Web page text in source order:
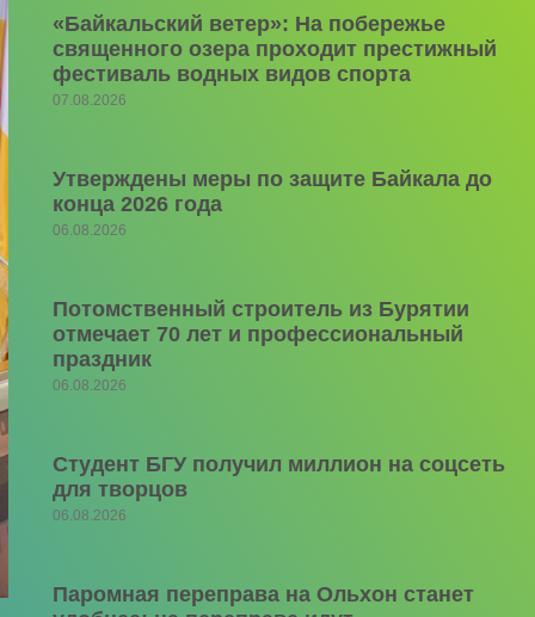
«Байкальский ветер»: На побережье
священного озера проходит престижный
фестиваль водных видов спорта
07.08.2026
Утверждены меры по защите Байкала до
конца 2026 года
06.08.2026
Потомственный строитель из Бурятии
отмечает 70 лет и профессиональный
праздник
06.08.2026
Студент БГУ получил миллион на соцсеть
для творцов
06.08.2026
Паромная переправа на Ольхон станет